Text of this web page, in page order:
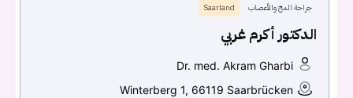
جراحة المخ والأعصاب Saarland
الدكتور أكرم غربي
Dr. med. Akram Gharbi
Winterberg 1, 66119 Saarbrücken